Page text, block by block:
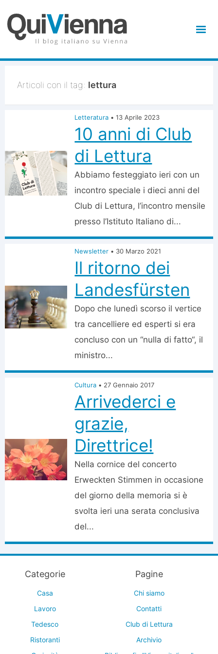
Articoli con il tag: lettura
Letteratura • 13 Aprile 2023
10 anni di Club
di Lettura
Abbiamo festeggiato ieri con un
incontro speciale i dieci anni del
Club di Lettura, l’incontro mensile
presso l’Istituto Italiano di...
Newsletter • 30 Marzo 2021
Il ritorno dei
Landesfürsten
Dopo che lunedì scorso il vertice
tra cancelliere ed esperti si era
concluso con un “nulla di fatto“, il
ministro...
Cultura • 27 Gennaio 2017
Arrivederci e
grazie,
Direttrice!
Nella cornice del concerto
Erweckten Stimmen in occasione
del giorno della memoria si è
svolta ieri una serata conclusiva
del...
Categorie
Casa
Lavoro
Tedesco
Ristoranti
Pagine
Chi siamo
Contatti
Club di Lettura
Archivio